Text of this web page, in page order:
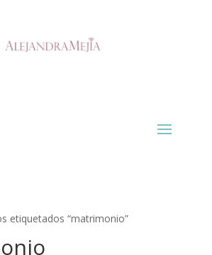
etiquetados “matrimonio”